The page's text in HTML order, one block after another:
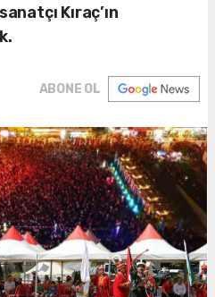
Kıraç’ın
ABONE OL